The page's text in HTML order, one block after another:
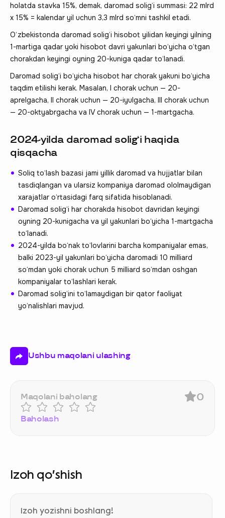
holatda stavka 15%, demak, daromad solig‘i summasi: 22 mlrd
x 15% = kalendar yil uchun 3,3 mlrd so‘mni tashkil etadi.
O‘zbekistonda daromad solig‘i hisobot yilidan keyingi yilning
1-martiga qadar yoki hisobot davri yakunlari bo‘yicha o‘tgan
chorakdan keyingi oyning 20-kuniga qadar to‘lanadi.
Daromad solig‘i bo‘yicha hisobot har chorak yakuni bo‘yicha
taqdim etilishi kerak. Masalan, I chorak uchun — 20-
aprelgacha, II chorak uchun — 20-iyulgacha, III chorak uchun
— 20-oktyabrgacha va IV chorak uchun — 1-martgacha.
2024-yilda daromad solig‘i haqida
qisqacha
Soliq to‘lash bazasi jami yillik daromad va hujjatlar bilan
tasdiqlangan va ularsiz kompaniya daromad ololmaydigan
xarajatlar o‘rtasidagi farq sifatida hisoblanadi.
Daromad solig‘i har chorakda hisobot davridan keyingi
oyning 20-kunigacha va yil yakunlari bo‘yicha 1-martgacha
to‘lanadi.
2024-yilda bo‘nak to‘lovlarini barcha kompaniyalar emas,
balki 2023-yil yakunlari bo‘yicha daromadi 10 milliard
so‘mdan yoki chorak uchun 5 milliard so‘mdan oshgan
kompaniyalar to‘lashlari kerak.
Daromad solig‘ini to‘lamaydigan bir qator faoliyat
yo‘nalishlari mavjud.
Ushbu maqolani ulashing
Maqolani baholang
Baholash
0
Izoh qo‘shish